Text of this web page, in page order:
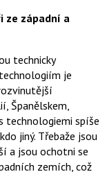
ze západní a
technicky
je
Španělskem,
technologiemi spíše
jiný. Třebaže jsou
a jsou ochotni se
zemích, což